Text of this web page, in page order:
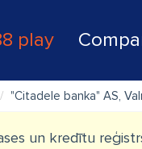
play
"Citadele banka" AS,
un kredītu